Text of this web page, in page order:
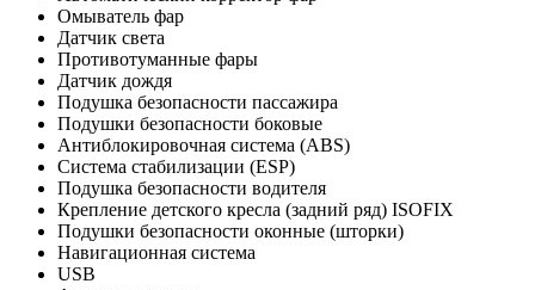
Омыватель фар
Датчик света
Противотуманные фары
Датчик дождя
Подушка безопасности пассажира
Подушки безопасности боковые
Антиблокировочная система (ABS)
Система стабилизации (ESP)
Подушка безопасности водителя
Крепление детского кресла (задний ряд) ISOFIX
Подушки безопасности оконные (шторки)
Навигационная система
USB